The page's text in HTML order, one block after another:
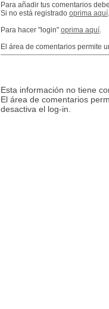
Para añadir tus comentarios
Si no está registrado oprima aquí.
Para hacer "login" oprima aquí.
El área de comentarios permite
Esta información no tiene
El área de comentarios
desactiva el log-in.